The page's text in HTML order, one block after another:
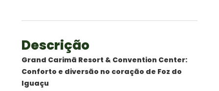
Descrição
Grand Carimã Resort & Convention Center:
Conforto e diversão no coração de Foz do
Iguaçu